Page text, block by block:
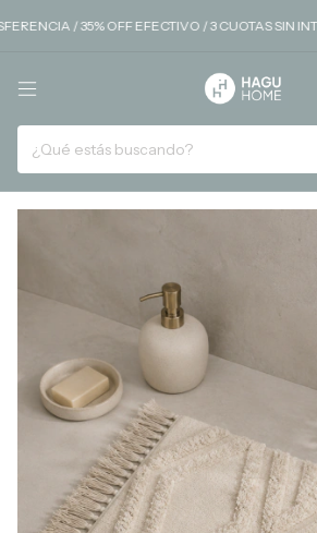
/ 35% OFF EFECTIVO / 3 CUOTAS SIN INTERES